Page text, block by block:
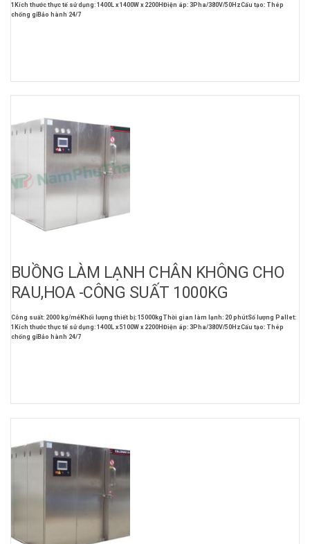
1 Kích thước thực tế sử dụng: 1400L x 1400W x 2200H Điện áp: 3Pha/380V/50HzCấu tạo: Thép
chống gỉBảo hành 24/7
BUỒNG LÀM LẠNH CHÂN KHÔNG CHO
RAU,HOA -CÔNG SUẤT 1000KG
Công suất: 2000 kg/mẻKhối lượng thiết bị: 15000kg Thời gian làm lạnh: 20 phútSố lượng Pallet:
1 Kích thước thực tế sử dụng: 1400L x 5100W x 2200H Điện áp: 3Pha/380V/50HzCấu tạo: Thép
chống gỉBảo hành 24/7